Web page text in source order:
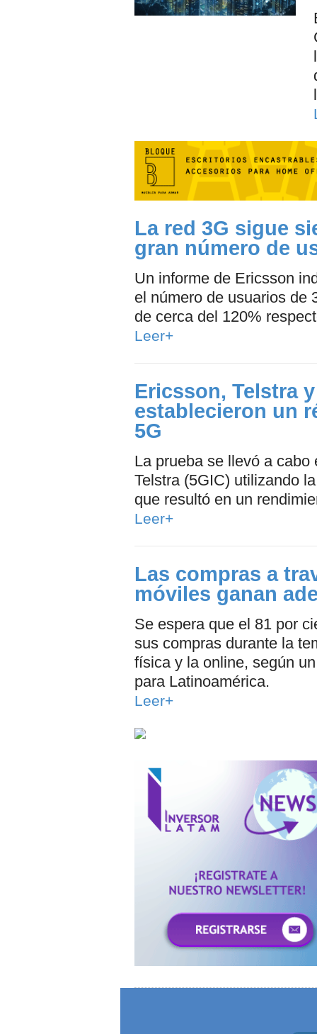
La red 3G sigue
gran número de
Un informe de Ericsson
el número de usuarios de
de cerca del 120%
Leer+
Ericsson, Telstra
establecieron un
5G
La prueba se llevó a
Telstra (5GIC) utilizando
que resultó en un
Leer+
Las compras a
móviles ganan
Se espera que el 81 por
sus compras durante la
física y la online, según
para Latinoamérica.
Leer+